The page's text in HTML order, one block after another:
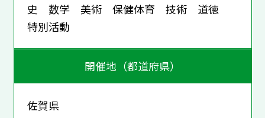
史 数学 美術 保健体育 技術 道徳
特別活動
開催地（都道府県）
佐賀県